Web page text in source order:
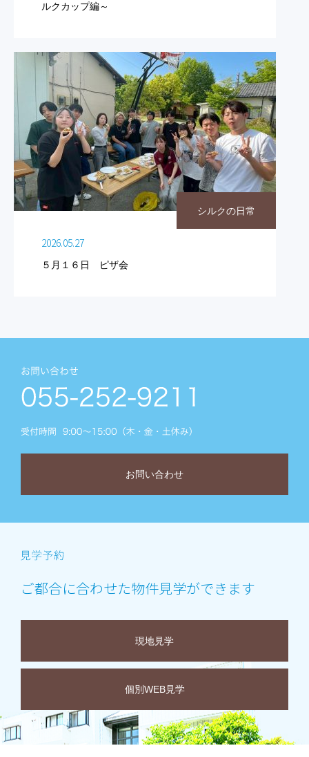
ルクカップ編～
シルクの日常
2026.05.27
５月１６日 ピザ会
お問い合わせ
ご都合に合わせた物件見学ができます
現地見学
個別WEB見学